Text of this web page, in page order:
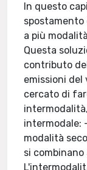
In questo
a più
Questa
contributo
emissioni del
cercato di
intermodale:
modalità
si